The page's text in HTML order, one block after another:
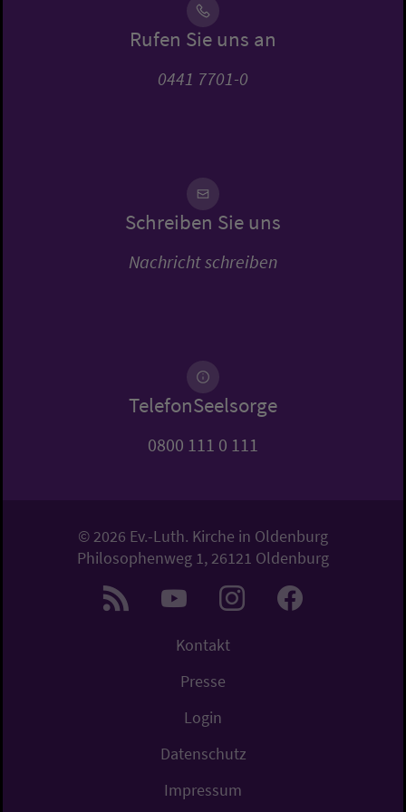
Rufen Sie uns an
0441 7701-0
Schreiben Sie uns
Nachricht schreiben
TelefonSeelsorge
0800 111 0 111
© 2026 Ev.-Luth. Kirche in Oldenburg
Philosophenweg 1, 26121 Oldenburg
Kontakt
Presse
Login
Datenschutz
Impressum